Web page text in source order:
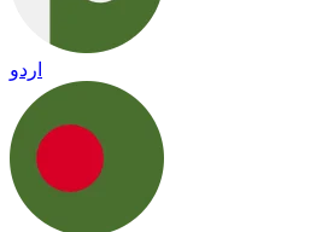
اردو